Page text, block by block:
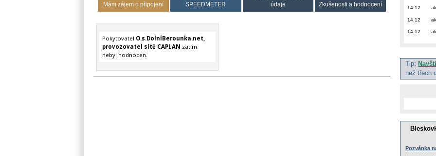
Mám zájem o připojení
SPEEDMETER
údaje
Zkušenosti a hodnocení
Pokytovatel O.s.DolníBerounka.net,
provozovatel sítě CAPLAN zatím
nebyl hodnocen.
14.12
14.12
14.12
Tip:
než třech